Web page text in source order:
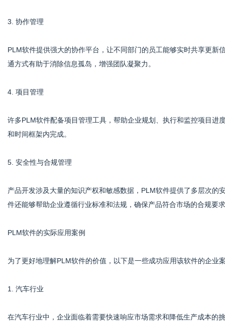
3. 协作管理
PLM软件提供强大的协作平台，让不同部门的员工能够实时共享更
通方式有助于消除信息孤岛，增强团队凝聚力。
4. 项目管理
许多PLM软件配备项目管理工具，帮助企业规划、执行和监控项目进
和时间框架内完成。
5. 安全性与合规管理
产品开发涉及大量的知识产权和敏感数据，PLM软件提供了多层次
件还能够帮助企业遵循行业标准和法规，确保产品符合市场的合规要
PLM软件的实际应用案例
为了更好地理解PLM软件的价值，以下是一些成功应用该软件的企业
1. 汽车行业
在汽车行业中，企业面临着需要快速响应市场需求和降低生产成本的